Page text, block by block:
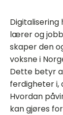
lærer og
skaper den
voksne i
Dette betyr
ferdigheter i,
Hvordan
kan gjøres